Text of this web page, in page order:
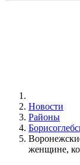
Новости
Районы
женщине,